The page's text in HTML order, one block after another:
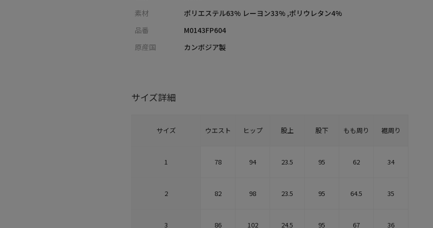
素材
ポリエステル63% レーヨン33% ,ポリウレタン4%
品番
M0143FP604
原産国
カンボジア製
サイズ詳細
サイズ ウエスト ヒップ 股上 股下 もも周り 裾周り
1 78 94 23.5 95 62 34
2 82 98 23.5 95 64.5 35
3 86 102 24.5 95 67 36